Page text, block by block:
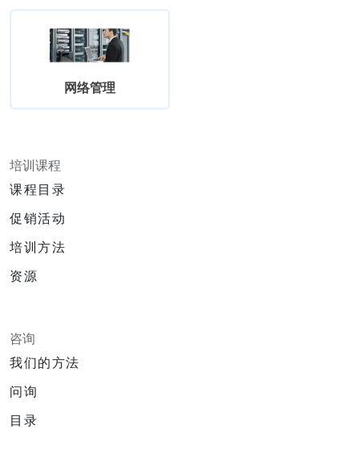
网络管理
培训课程
课程目录
促销活动
培训方法
资源
咨询
我们的方法
问询
目录